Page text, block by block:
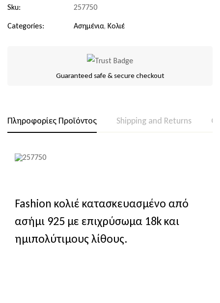
Sku:
257750
Categories:
Ασημένια, Κολιέ
Guaranteed safe & secure checkout
Πληροφορίες Προϊόντος Shipping and Returns
Fashion κολιέ κατασκευασμένο από
ασήμι 925 με επιχρύσωμα 18k και
ημιπολύτιμους λίθους.